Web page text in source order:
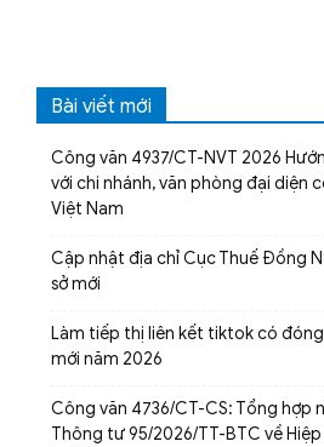
Bài viết mới
Công văn 4937/CT-NVT 2026
với chi nhánh, văn phòng đại diện
Việt Nam
Cập nhật địa chỉ Cục Thuế Đồng
sở mới
Làm tiếp thị liên kết tiktok có
mới năm 2026
Công văn 4736/CT-CS: Tổng hợp
Thông tư 95/2026/TT-BTC về